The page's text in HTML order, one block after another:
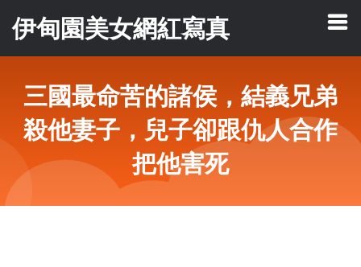
伊甸園美女網紅寫真
三國最命苦的諸侯，結義兄弟
殺他妻子，兒子卻跟仇人合作
把他害死